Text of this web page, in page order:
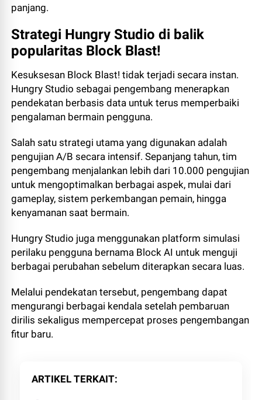
panjang.
Strategi Hungry Studio di balik
popularitas Block Blast!
Kesuksesan Block Blast! tidak terjadi secara instan.
Hungry Studio sebagai pengembang menerapkan
pendekatan berbasis data untuk terus memperbaiki
pengalaman bermain pengguna.
Salah satu strategi utama yang digunakan adalah
pengujian A/B secara intensif. Sepanjang tahun, tim
pengembang menjalankan lebih dari 10.000 pengujian
untuk mengoptimalkan berbagai aspek, mulai dari
gameplay, sistem perkembangan pemain, hingga
kenyamanan saat bermain.
Hungry Studio juga menggunakan platform simulasi
perilaku pengguna bernama Block AI untuk menguji
berbagai perubahan sebelum diterapkan secara luas.
Melalui pendekatan tersebut, pengembang dapat
mengurangi berbagai kendala setelah pembaruan
dirilis sekaligus mempercepat proses pengembangan
fitur baru.
ARTIKEL TERKAIT